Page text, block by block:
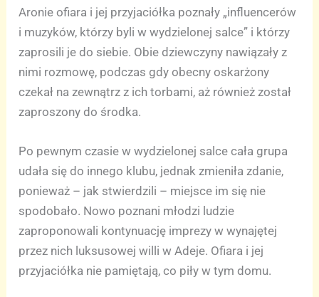
Aronie ofiara i jej przyjaciółka poznały „influencerów
i muzyków, którzy byli w wydzielonej salce” i którzy
zaprosili je do siebie. Obie dziewczyny nawiązały z
nimi rozmowę, podczas gdy obecny oskarżony
czekał na zewnątrz z ich torbami, aż również został
zaproszony do środka.
Po pewnym czasie w wydzielonej salce cała grupa
udała się do innego klubu, jednak zmieniła zdanie,
ponieważ – jak stwierdzili – miejsce im się nie
spodobało. Nowo poznani młodzi ludzie
zaproponowali kontynuację imprezy w wynajętej
przez nich luksusowej willi w Adeje. Ofiara i jej
przyjaciółka nie pamiętają, co piły w tym domu.